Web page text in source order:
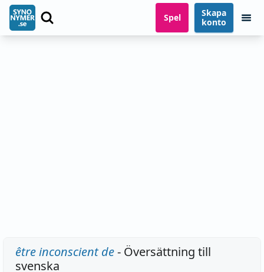
Spel
Skapa
konto
être inconscient de- Översättning till
svenska